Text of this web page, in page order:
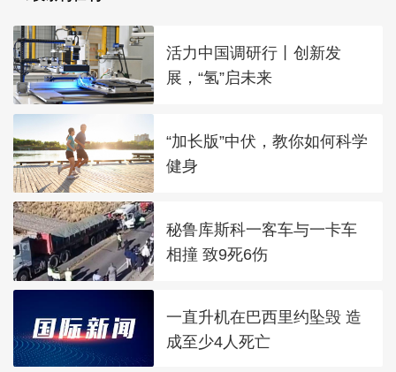
活力中国调研行丨创新发
展，“氢”启未来
“加长版”中伏，教你如何科学
健身
秘鲁库斯科一客车与一卡车
相撞 致9死6伤
一直升机在巴西里约坠毁 造
成至少4人死亡